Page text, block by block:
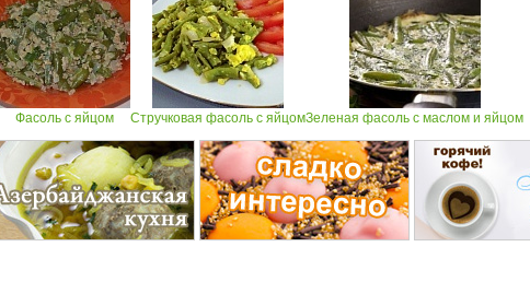
Фасоль с яйцом Стручковая фасоль с яйцомЗеленая фасоль с маслом и яйцом